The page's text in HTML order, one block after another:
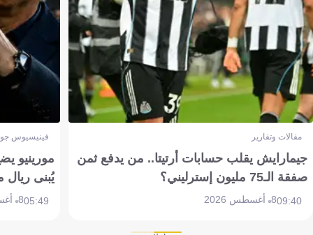
مقالات وتقارير
جيمارايش يقلب حسابات أرتيتا.. من يدفع ثمن
صفقة الـ75 مليون إسترليني؟
09:408 أغسطس 2026
فينيسيوس
مورينيو
يُبنى ريال
05:498 أغسطس 2026